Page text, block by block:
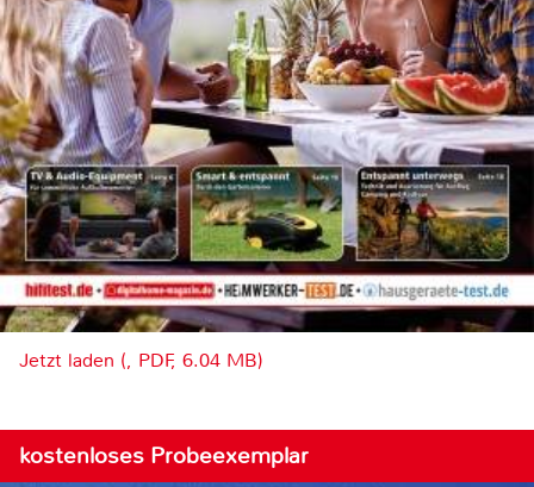
Jetzt laden (, PDF, 6.04 MB)
kostenloses Probeexemplar